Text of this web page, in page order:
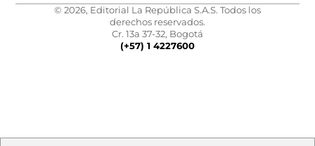
© 2026, Editorial La República S.A.S. Todos los
derechos reservados.
Cr. 13a 37-32, Bogotá
(+57) 1 4227600